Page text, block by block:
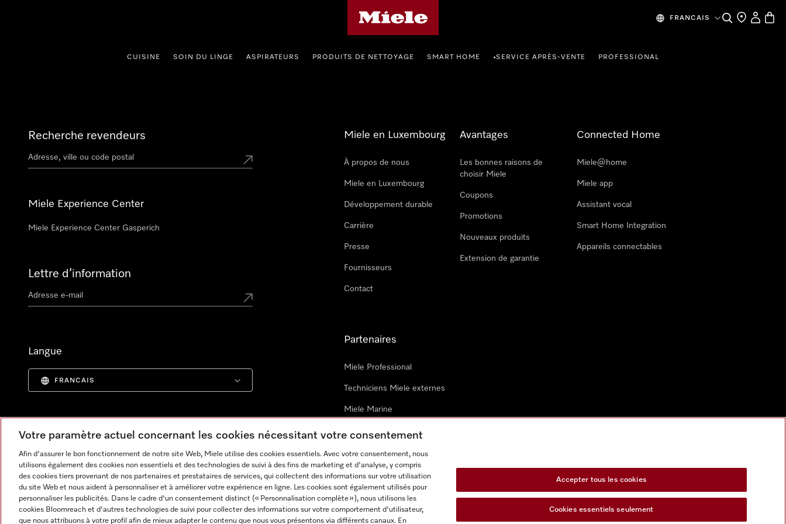
FRANCAIS Recherche
MesPanier
CUISINE SOIN DU LINGE ASPIRATEURS PRODUITS DE NETTOYAGE SMART HOME •SERVICE APRÈS-VENTE PROFESSIONAL
Recherche revendeurs
Miele Experience Center
Miele Experience Center Gasperich
Lettre d’information
Langue
FRANCAIS
Miele en Luxembourg
À propos de nous
Miele en Luxembourg
Développement durable
Carrière
Presse
Fournisseurs
Contact
Avantages
Les bonnes raisons de
choisir Miele
Coupons
Promotions
Nouveaux produits
Extension de garantie
Connected Home
Miele@home
Miele app
Assistant vocal
Smart Home Integration
Appareils connectables
Partenaires
Miele Professional
Techniciens Miele externes
Miele Marine
Architectes & promoteurs
Informations légales CGV Protection des données Conditions d’utilisation Déclaration d'accessibilité
Formulaire de rétractation
Votre paramètre actuel concernant les cookies nécessitant votre consentement
Afin d'assurer le bon fonctionnement de notre site Web, Miele utilise des cookies essentiels. Avec votre consentement, nous
utilisons également des cookies non essentiels et des technologies de suivi à des fins de marketing et d'analyse, y compris
des cookies tiers provenant de nos partenaires et prestataires de services, qui collectent des informations sur votre utilisation
du site Web et nous aident à personnaliser et à améliorer votre expérience en ligne. Les cookies sont également utilisés pour
personnaliser les publicités. Dans le cadre d'un consentement distinct (« Personnalisation complète »), nous utilisons les
cookies Bloomreach et d'autres technologies de suivi pour collecter des informations sur votre comportement d'utilisateur,
que nous attribuons à votre profil afin de mieux adapter le contenu que nous vous présentons via différents canaux. En
Accepter tous les cookies
Cookies essentiels seulement